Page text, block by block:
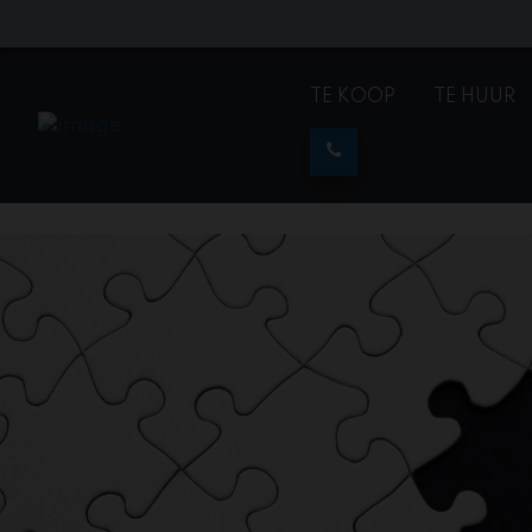
TE KOOP TE HUUR